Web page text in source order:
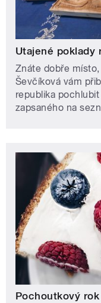
Utajené poklady
Znáte dobře
Ševčíková vám
republika
zapsaného na
Pochoutkový rok